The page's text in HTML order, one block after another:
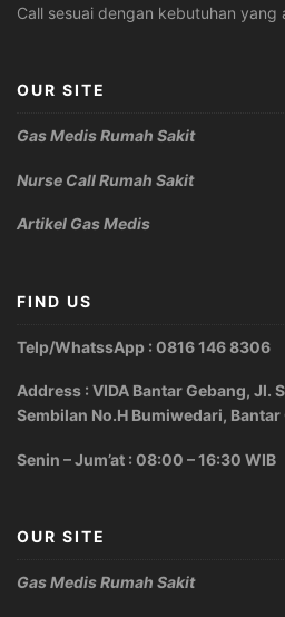
Call sesuai dengan kebutuhan yang
OUR SITE
Gas Medis Rumah Sakit
Nurse Call Rumah Sakit
Artikel Gas Medis
FIND US
Telp/WhatssApp : 0816 146 8306
Address : VIDA Bantar Gebang, Jl.
Sembilan No.H Bumiwedari, Bantar
Senin – Jum’at : 08:00 – 16:30 WIB
OUR SITE
Gas Medis Rumah Sakit